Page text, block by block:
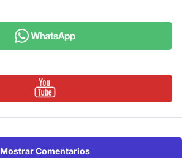
Mostrar Comentarios